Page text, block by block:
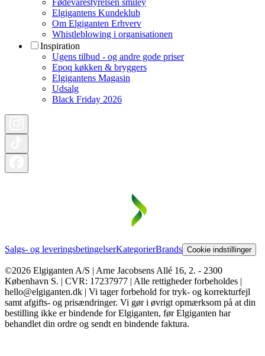
Elgigantens Kundeklub
Om Elgiganten Erhverv
Whistleblowing i organisationen
Inspiration
Ugens tilbud - og andre gode priser
Epoq køkken & bryggers
Elgigantens Magasin
Udsalg
Black Friday 2026
Salgs- og leveringsbetingelserKategorierBrands Cookie indstillinger
©2026 Elgiganten A/S | Arne Jacobsens Allé 16, 2. - 2300
København S. | CVR: 17237977 | Alle rettigheder forbeholdes |
hello@elgiganten.dk | Vi tager forbehold for tryk- og korrekturfejl
samt afgifts- og prisændringer. Vi gør i øvrigt opmærksom på at din
bestilling ikke er bindende for Elgiganten, før Elgiganten har
behandlet din ordre og sendt en bindende faktura.